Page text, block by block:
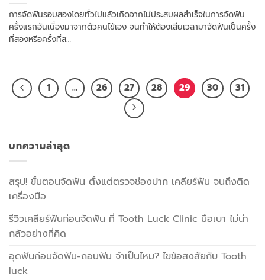
การจัดฟันรอบสองโดยทั่วไปแล้วเกิดจากไม่ประสบผลสำเร็จในการจัดฟัน
ครั้งแรกอันเนื่องมาจากตัวคนไข้เอง จนทำให้ต้องเสียเวลามาจัดฟันเป็นครั้ง
ที่สองหรือครั้งที่ส…
1 … 26 27 28 29 30 31
บทความล่าสุด
สรุป! ขั้นตอนจัดฟัน ตั้งแต่ตรวจช่องปาก เคลียร์ฟัน จนถึงติด
เครื่องมือ
รีวิวเคลียร์ฟันก่อนจัดฟัน ที่ Tooth Luck Clinic มือเบา ไม่น่า
กลัวอย่างที่คิด
อุดฟันก่อนจัดฟัน-ถอนฟัน จำเป็นไหม? ไขข้อสงสัยกับ Tooth
luck